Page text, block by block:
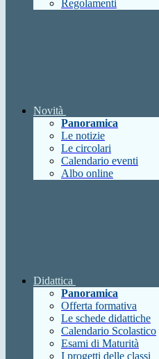
Regolamenti
Novità
Panoramica
Le notizie
Le circolari
Calendario eventi
Albo online
Didattica
Panoramica
Offerta formativa
Le schede didattiche
Calendario Scolastico
Esami di Maturità
I progetti delle classi